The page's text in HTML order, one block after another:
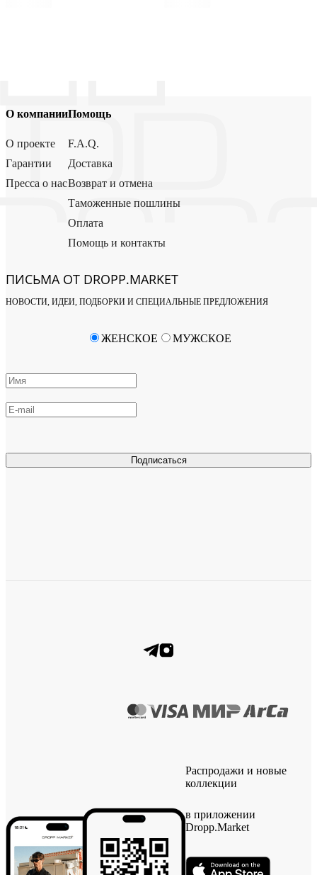
О компании
О проекте
Гарантии
Пресса о нас
Помощь
F.A.Q.
Доставка
Возврат и отмена
Таможенные пошлины
Оплата
Помощь и контакты
ПИСЬМА ОТ DROPP.MARKET
НОВОСТИ, ИДЕИ, ПОДБОРКИ И СПЕЦИАЛЬНЫЕ ПРЕДЛОЖЕНИЯ
Подписаться
ЖЕНСКОЕ МУЖСКОЕ
Распродажи и новые
коллекции
в приложении
Dropp.Market